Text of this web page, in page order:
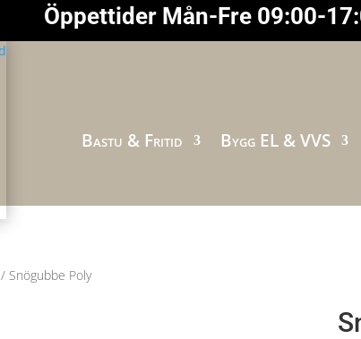
Öppettider Mån-Fre 09:00-
Bastu & Fritid Bygg EL & VVS
/ Snögubbe Poly